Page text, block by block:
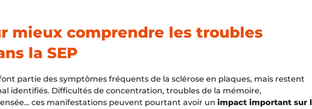
mieux comprendre les troubles
la SEP
partie des symptômes fréquents de la sclérose en plaques, mais restent
identifiés. Difficultés de concentration, troubles de la mémoire,
ces manifestations peuvent pourtant avoir un impact important sur